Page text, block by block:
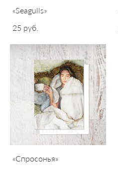
«Seagulls»
25 pуб.
«Спросонья»